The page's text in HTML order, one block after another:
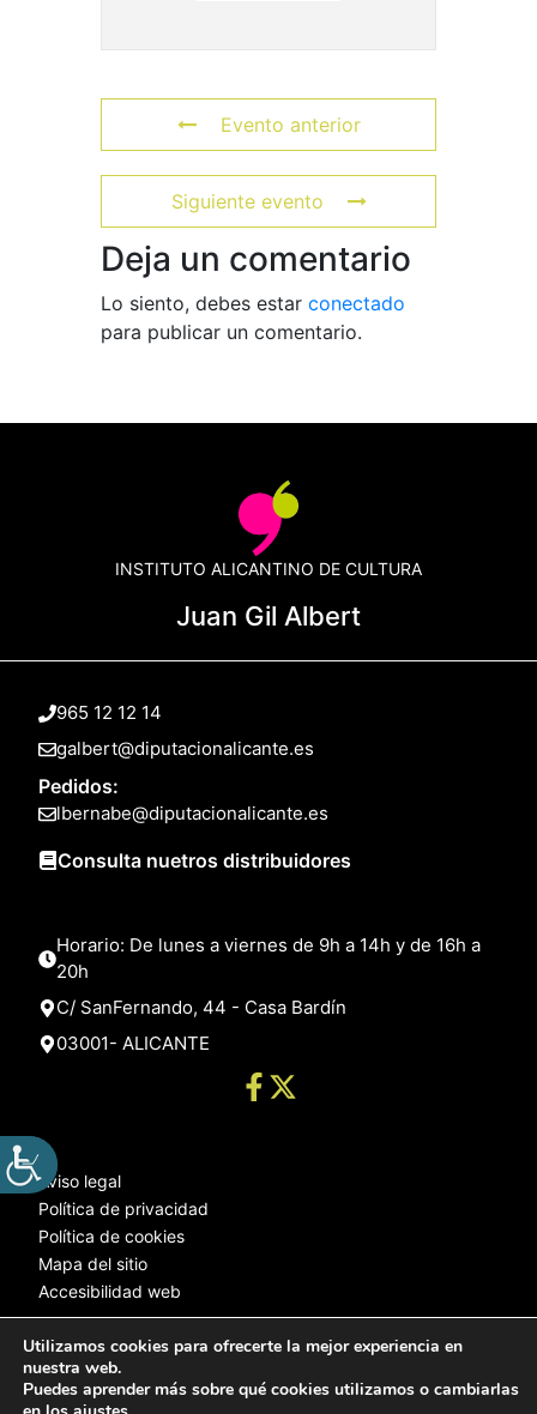
Evento anterior
Siguiente evento
Deja un comentario
Lo siento, debes estar conectado
para publicar un comentario.
INSTITUTO ALICANTINO DE CULTURA
Juan Gil Albert
965 12 12 14
galbert@diputacionalicante.es
Pedidos:
lbernabe@diputacionalicante.es
Consulta nuetros distribuidores
Horario: De lunes a viernes de 9h a 14h y de 16h a
20h
C/ SanFernando, 44 - Casa Bardín
03001- ALICANTE
Aviso legal
Política de privacidad
Política de cookies
Mapa del sitio
Accesibilidad web
© 2025 Web desarrollada por el Servicio de Informática de Diputación
Utilizamos cookies para ofrecerte la mejor experiencia en
nuestra web.
Puedes aprender más sobre qué cookies utilizamos o cambiarlas